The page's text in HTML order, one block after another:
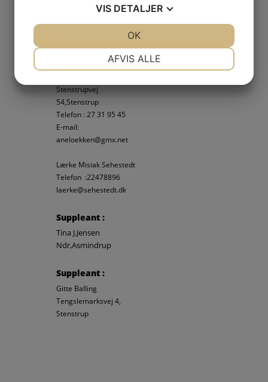
Stenstrupvej 66 ,
Stenstrup
E-mail:bj-ide@mail.dk
Stenstrupvej
54,Stenstrup
Telefon : 27 31 95 45
E-mail:
aneloekken@gmx.net
Lærke Misiak Sehestedt
Telefon :22478896
laerke@sehestedt.dk
Suppleant :
Tina J.Jensen
Ndr,Asmindrup
Suppleant :
Gitte Balling
Tengslemarksvej 4,
Stenstrup
VIS DETALJER
MARKETING
AFVIS ALLE
OK